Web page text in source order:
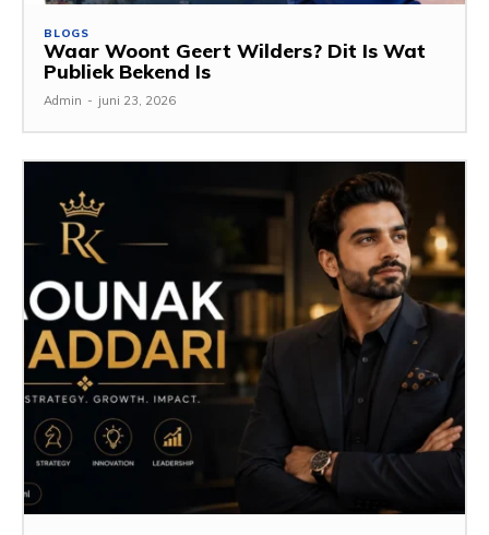
BLOGS
Waar Woont Geert Wilders? Dit Is Wat
Publiek Bekend Is
Admin - juni 23, 2026